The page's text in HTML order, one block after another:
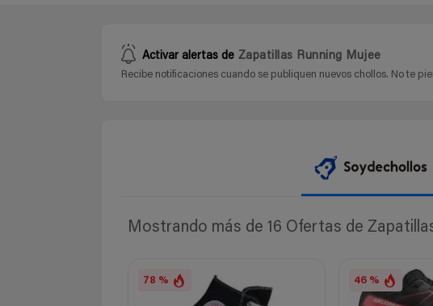
Activar alertas de Zapatillas Running Mujee
Recibe notificaciones cuando se publiquen nuevos chollos. No te
Mostrando más de 16 Ofertas de
78 % 46 %